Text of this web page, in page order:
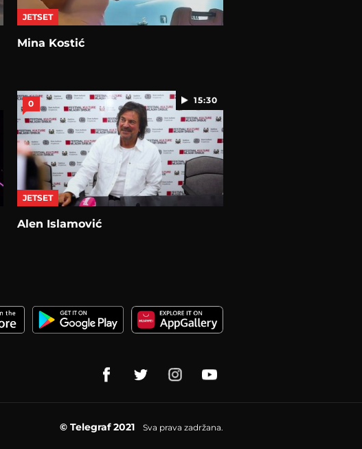
JETSET
Mina Kostić
15:30
0
JETSET
Alen Islamović
© Telegraf 2021 Sva prava zadržana.